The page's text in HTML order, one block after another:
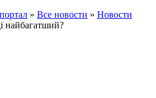
» Все новости » Новости
найбагатший?